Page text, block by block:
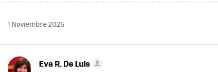
1 Noviembre 2025
Eva R. De Luis